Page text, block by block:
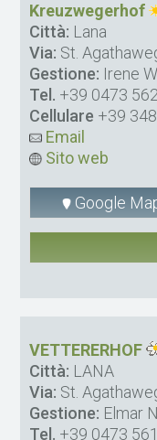
Kreuzwegerhof
Città: Lana
Via: St.
Gestione: Irene
Tel. +39 0473
Cellulare +39
Email
Sito web
Google
VETTERERHOF
Città: LANA
Via: St.
Gestione: Elmar
Tel. +39 0473